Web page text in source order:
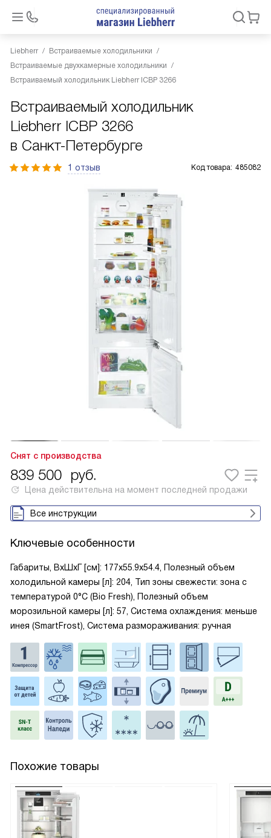
Liebherr
Встраиваемые холодильники
Встраиваемые двухкамерные холодильники
Встраиваемый холодильник Liebherr ICBP 3266
Встраиваемый холодильник
Liebherr ICBP 3266
в Санкт-Петербурге
1 отзыв Код товара: 485082
Снят с производства
839 500 руб.
Цена действительна на момент последней продажи
Все инструкции
Ключевые особенности
Габариты, ВxШxГ [см]: 177x55.9x54.4, Полезный объем
холодильной камеры [л]: 204, Тип зоны свежести: зона с
температурой 0°C (Bio Fresh), Полезный объем
морозильной камеры [л]: 57, Система охлаждения: меньше
инея (SmartFrost), Система размораживания: ручная
Похожие товары